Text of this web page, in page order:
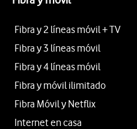
Fibra y 2 líneas móvil + TV
Fibra y 3 líneas móvil
Fibra y 4 líneas móvil
Fibra y móvil ilimitado
Fibra Móvil y Netflix
Internet en casa